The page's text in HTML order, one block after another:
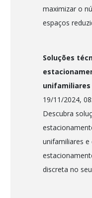
maximizar o
espaços
Soluções
unifamiliares
19/11/2024,
Descubra
unifamiliares
discreta no